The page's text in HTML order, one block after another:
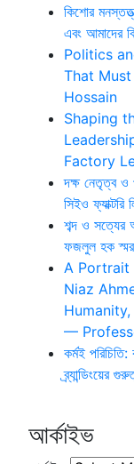
কিশোর
এবং আমাদের
Politics
That
Hossain
Shaping
Factory
দক্ষ নেতৃত্ব ও
সিইও ফ্যাক্টরি
শব্দ ও সত্যের
ফজলুল হক
A Portrait
Niaz
—
কর্মই পরিচিতি:
ব্র্যান্ডিংয়ের
আর্কাইভ